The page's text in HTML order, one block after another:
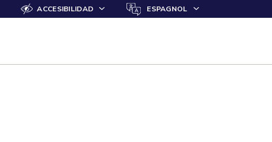
ACCESIBILIDAD ESPAGNOL